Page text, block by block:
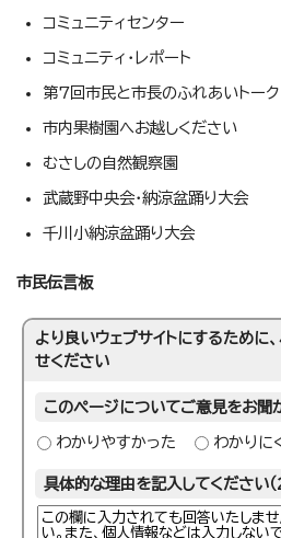
コミュニティセンター
コミュニティ・レポート
第7回市民と市長のふれあいトーク
市内果樹園へお越しください
むさしの自然観察園
武蔵野中央会・納涼盆踊り大会
千川小納涼盆踊り大会
市民伝言板
より良いウェブサイトにするために
せください
このページについてご意見をお聞
わかりやすかった わかりに
具体的な理由を記入してください